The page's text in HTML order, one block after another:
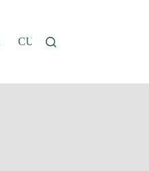
CUCINA E RICETTE